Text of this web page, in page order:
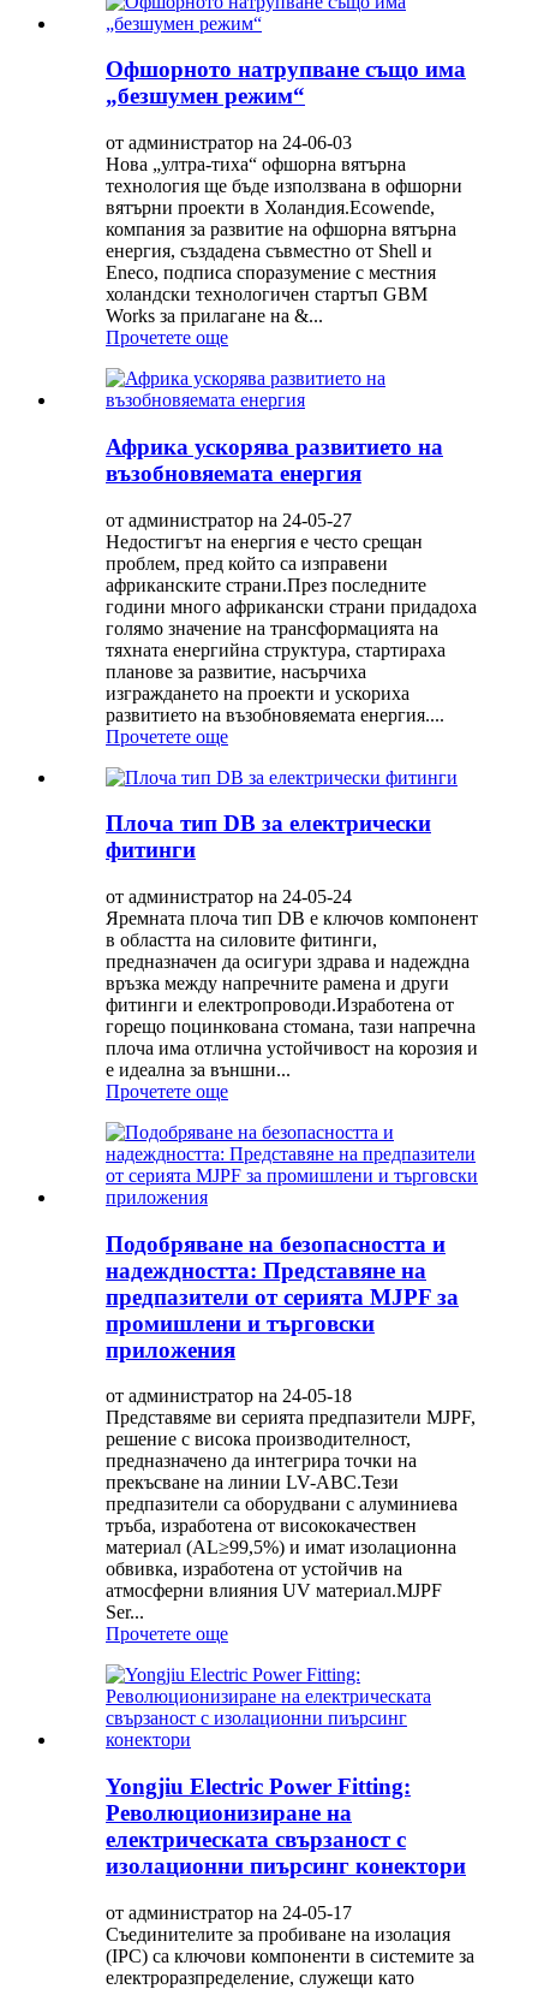
Офшорното натрупване също има
„безшумен режим“
от администратор на 24-06-03
Нова „ултра-тиха“ офшорна вятърна
технология ще бъде използвана в офшорни
вятърни проекти в Холандия.Ecowende,
компания за развитие на офшорна вятърна
енергия, създадена съвместно от Shell и
Eneco, подписа споразумение с местния
холандски технологичен стартъп GBM
Works за прилагане на &...
Прочетете още
Африка ускорява развитието на
възобновяемата енергия
от администратор на 24-05-27
Недостигът на енергия е често срещан
проблем, пред който са изправени
африканските страни.През последните
години много африкански страни придадоха
голямо значение на трансформацията на
тяхната енергийна структура, стартираха
планове за развитие, насърчиха
изграждането на проекти и ускориха
развитието на възобновяемата енергия....
Прочетете още
Плоча тип DB за електрически
фитинги
от администратор на 24-05-24
Яремната плоча тип DB е ключов компонент
в областта на силовите фитинги,
предназначен да осигури здрава и надеждна
връзка между напречните рамена и други
фитинги и електропроводи.Изработена от
горещо поцинкована стомана, тази напречна
плоча има отлична устойчивост на корозия и
е идеална за външни...
Прочетете още
Подобряване на безопасността и
надеждността: Представяне на
предпазители от серията MJPF за
промишлени и търговски
приложения
от администратор на 24-05-18
Представяме ви серията предпазители MJPF,
решение с висока производителност,
предназначено да интегрира точки на
прекъсване на линии LV-ABC.Тези
предпазители са оборудвани с алуминиева
тръба, изработена от висококачествен
материал (AL≥99,5%) и имат изолационна
обвивка, изработена от устойчив на
атмосферни влияния UV материал.MJPF
Ser...
Прочетете още
Yongjiu Electric Power Fitting:
Революционизиране на
електрическата свързаност с
изолационни пиърсинг конектори
от администратор на 24-05-17
Съединителите за пробиване на изолация
(IPC) са ключови компоненти в системите за
електроразпределение, служещи като